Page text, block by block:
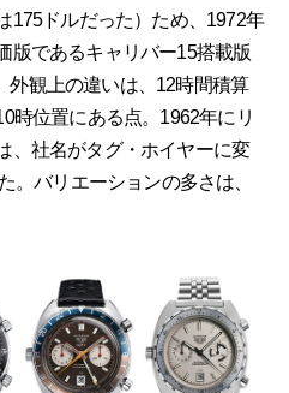
175ドルだった）ため、1972年
版であるキャリバー15搭載版
外観上の違いは、12時間積算
時位置にある点。1962年にリ
、社名がタグ・ホイヤーに変
。バリエーションの多さは、